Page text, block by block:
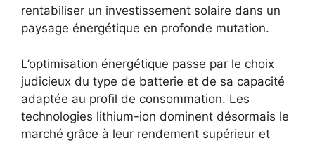
rentabiliser un investissement solaire dans un
paysage énergétique en profonde mutation.
L’optimisation énergétique passe par le choix
judicieux du type de batterie et de sa capacité
adaptée au profil de consommation. Les
technologies lithium-ion dominent désormais le
marché grâce à leur rendement supérieur et